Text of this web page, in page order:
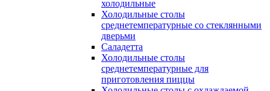
холодильные
Холодильные столы
среднетемпературные со стеклянными
дверьми
Саладетта
Холодильные столы
среднетемпературные для
приготовления пиццы